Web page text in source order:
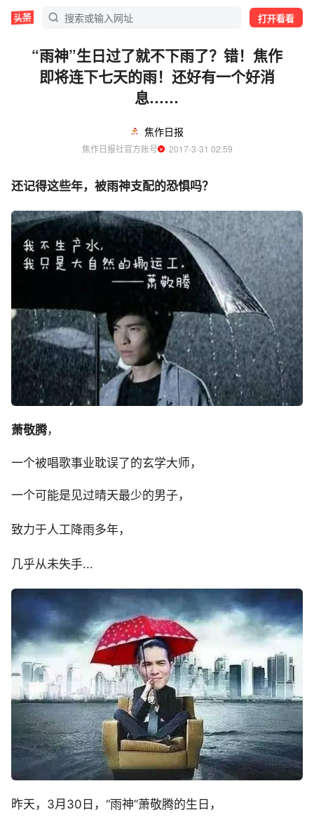
打开看看
“雨神”生日过了就不下雨了？错！焦作
即将连下七天的雨！还好有一个好消
息……
焦作日报
焦作日报社官方账号
  2017-3-31 02:59
还记得这些年，被雨神支配的恐惧吗？
萧敬腾，
一个被唱歌事业耽误了的玄学大师，
一个可能是见过晴天最少的男子，
致力于人工降雨多年，
几乎从未失手...
昨天，3月30日，“雨神”萧敬腾的生日，